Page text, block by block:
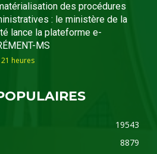
des procédures
: le ministère de la
lance la plateforme e-
MS
heures
19543
8879